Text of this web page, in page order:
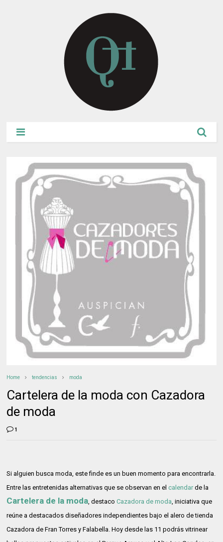
Home tendencias moda
Cartelera de la moda con Cazadora
de moda
1
Si alguien busca moda, este finde es un buen momento para encontrarla.
Entre las entretenidas alternativas que se observan en elcalendarde la
Cartelera de la moda , destacoCazadora de moda , iniciativa que
reúne a destacados diseñadores independientes bajo el alero de tienda
Cazadora de Fran Torres y Falabella. Hoy desde las 11 podrás vitrinear